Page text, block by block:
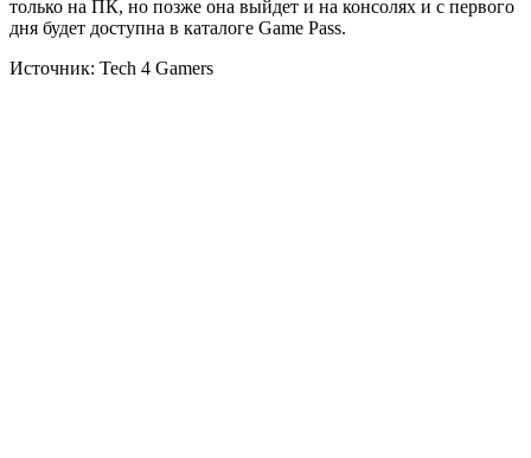
только на ПК, но позже она выйдет и на консолях и с первого
дня будет доступна в каталоге Game Pass.
Источник: Tech 4 Gamers